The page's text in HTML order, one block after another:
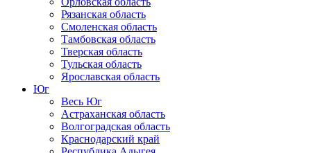
Рязанская область
Смоленская область
Тамбовская область
Тверская область
Тульская область
Ярославская область
Юг
Весь Юг
Астраханская область
Волгоградская область
Краснодарский край